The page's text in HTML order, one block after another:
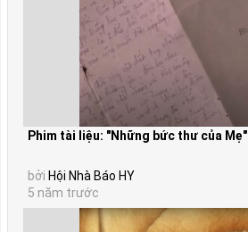
Phim tài liệu: "Những bức thư của Mẹ"
bởi Hội Nhà Báo HY
5 năm trước